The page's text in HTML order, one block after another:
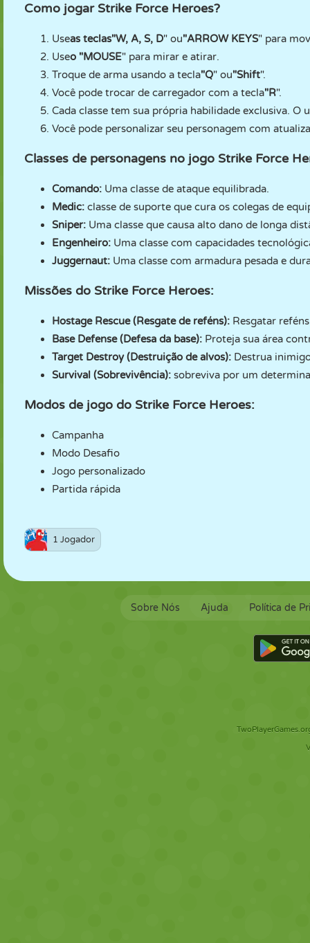
Como jogar Strike Force Heroes?
Useas teclas"W, A, S, D" ou"ARROW KEYS" para
Useo "MOUSE" para mirar e atirar.
Troque de arma usando a tecla"Q" ou"Shift".
Você pode trocar de carregador com a tecla"R".
Cada classe tem sua própria habilidade exclusiva.
Você pode personalizar seu personagem com
Classes de personagens no jogo Strike Force
Comando: Uma classe de ataque equilibrada.
Medic: classe de suporte que cura os colegas de
Sniper: Uma classe que causa alto dano de longa
Engenheiro: Uma classe com capacidades
Juggernaut: Uma classe com armadura pesada e
Missões do Strike Force Heroes:
Hostage Rescue (Resgate de reféns): Resgatar
Base Defense (Defesa da base): Proteja sua área
Target Destroy (Destruição de alvos): Destrua
Survival (Sobrevivência): sobreviva por um
Modos de jogo do Strike Force Heroes:
Campanha
Modo Desafio
Jogo personalizado
Partida rápida
1 Jogador
Sobre Nós Ajuda Política de